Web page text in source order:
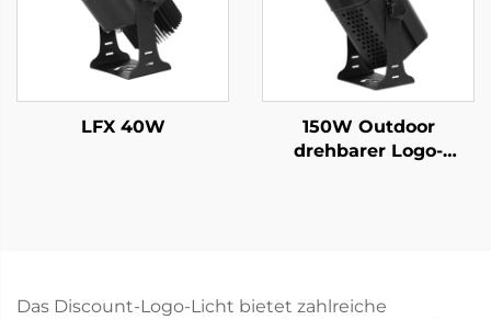
LFX 40W
150W Outdoor
drehbarer Logo-
Das Discount-Logo-Licht bietet zahlreiche